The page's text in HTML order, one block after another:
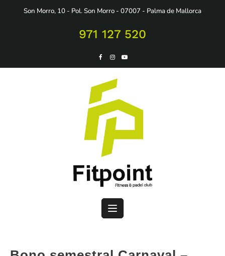
Son Morro, 10 - Pol. Son Morro - 07007 - Palma de Mallorca
971 127 520